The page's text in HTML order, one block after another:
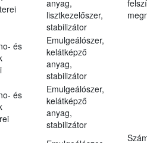
anyag,
lisztkezelőszer,
stabilizátor
és
Emulgeálószer,
kelátképző
anyag,
stabilizátor
és
Emulgeálószer,
kelátképző
anyag,
stabilizátor